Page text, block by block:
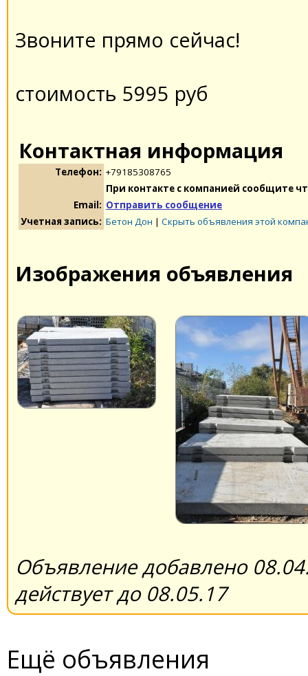
Звоните прямо сейчас!
стоимость 5995 руб
Контактная информация
Телефон: +79185308765
При контакте с компанией сообщите
Email: Отправить сообщение
Учетная запись: Бетон Дон | Скрыть объявления этой
Изображения объявления
Объявление добавлено
действует до 08.05.17
Ещё объявления